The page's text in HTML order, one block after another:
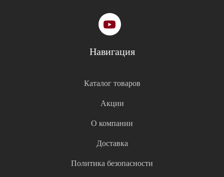
Навигация
Каталог товаров
Акции
О компании
Доставка
Политика безопасности